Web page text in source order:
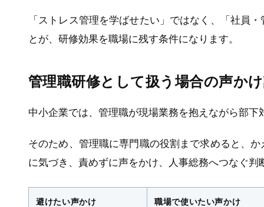
「ストレス管理を学ばせたい」ではなく、「社員
とが、研修効果を職場に残す条件になります。
管理職研修として扱う場合の声か
中小企業では、管理職が現場業務を抱えながら部
そのため、管理職に専門職の役割まで求めると、
に気づき、責めずに声をかけ、人事総務へつなぐ判
避けたい声かけ 職場で使いたい声かけ